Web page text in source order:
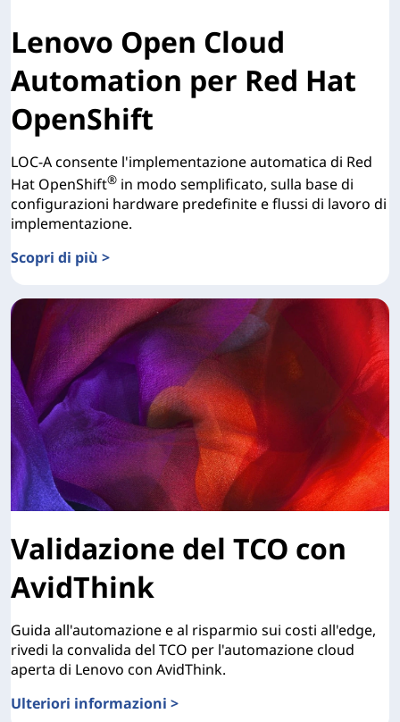
Lenovo Open Cloud
Automation per Red Hat
OpenShift
LOC-A consente l'implementazione automatica di Red
Hat OpenShift® in modo semplificato, sulla base di
configurazioni hardware predefinite e flussi di lavoro di
implementazione.
Scopri di più >
Validazione del TCO con
AvidThink
Guida all'automazione e al risparmio sui costi all'edge,
rivedi la convalida del TCO per l'automazione cloud
aperta di Lenovo con AvidThink.
Ulteriori informazioni >